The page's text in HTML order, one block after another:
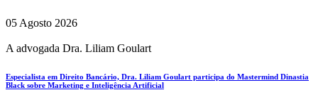
05 Agosto 2026
A advogada Dra. Liliam Goulart
Especialista em Direito Bancário, Dra. Liliam Goulart participa do Mastermind Dinastia
Black sobre Marketing e Inteligência Artificial